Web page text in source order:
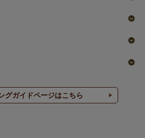
グガイドページはこちら